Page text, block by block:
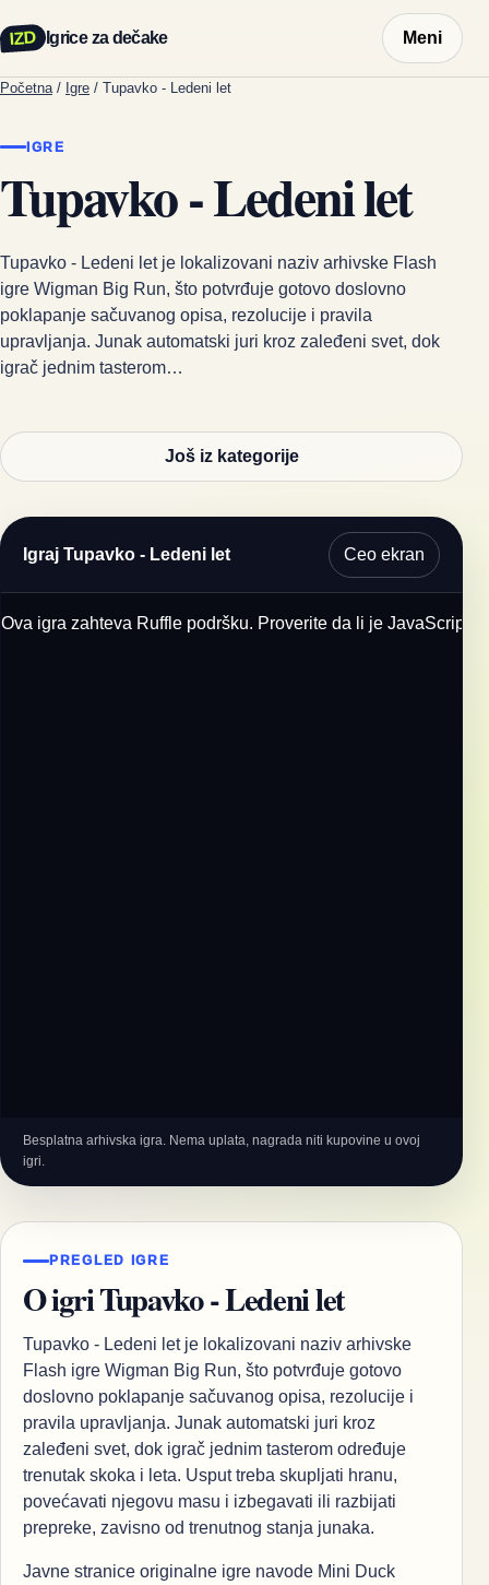
IZD Igrice za dečake Meni
Početna / Igre / Tupavko - Ledeni let
IGRE
Tupavko - Ledeni let
Tupavko - Ledeni let je lokalizovani naziv arhivske Flash
igre Wigman Big Run, što potvrđuje gotovo doslovno
poklapanje sačuvanog opisa, rezolucije i pravila
upravljanja. Junak automatski juri kroz zaleđeni svet, dok
igrač jednim tasterom…
Još iz kategorije
Igraj Tupavko - Ledeni let Ceo ekran
Ova igra zahteva Ruffle podršku. Proverite da li je JavaScript
Besplatna arhivska igra. Nema uplata, nagrada niti kupovine u ovoj
igri.
PREGLED IGRE
O igri Tupavko - Ledeni let
Tupavko - Ledeni let je lokalizovani naziv arhivske
Flash igre Wigman Big Run, što potvrđuje gotovo
doslovno poklapanje sačuvanog opisa, rezolucije i
pravila upravljanja. Junak automatski juri kroz
zaleđeni svet, dok igrač jednim tasterom određuje
trenutak skoka i leta. Usput treba skupljati hranu,
povećavati njegovu masu i izbegavati ili razbijati
prepreke, zavisno od trenutnog stanja junaka.
Javne stranice originalne igre navode Mini Duck